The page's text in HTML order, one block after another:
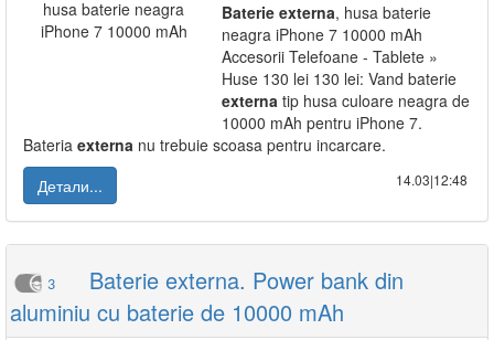
Baterie externa, husa baterie
neagra iPhone 7 10000 mAh
Accesorii Telefoane - Tablete »
Huse 130 lei 130 lei: Vand baterie
externa tip husa culoare neagra de
10000 mAh pentru iPhone 7.
Bateria externa nu trebuie scoasa pentru incarcare.
Детали...
14.03|12:48
3
Baterie externa. Power bank din
aluminiu cu baterie de 10000 mAh